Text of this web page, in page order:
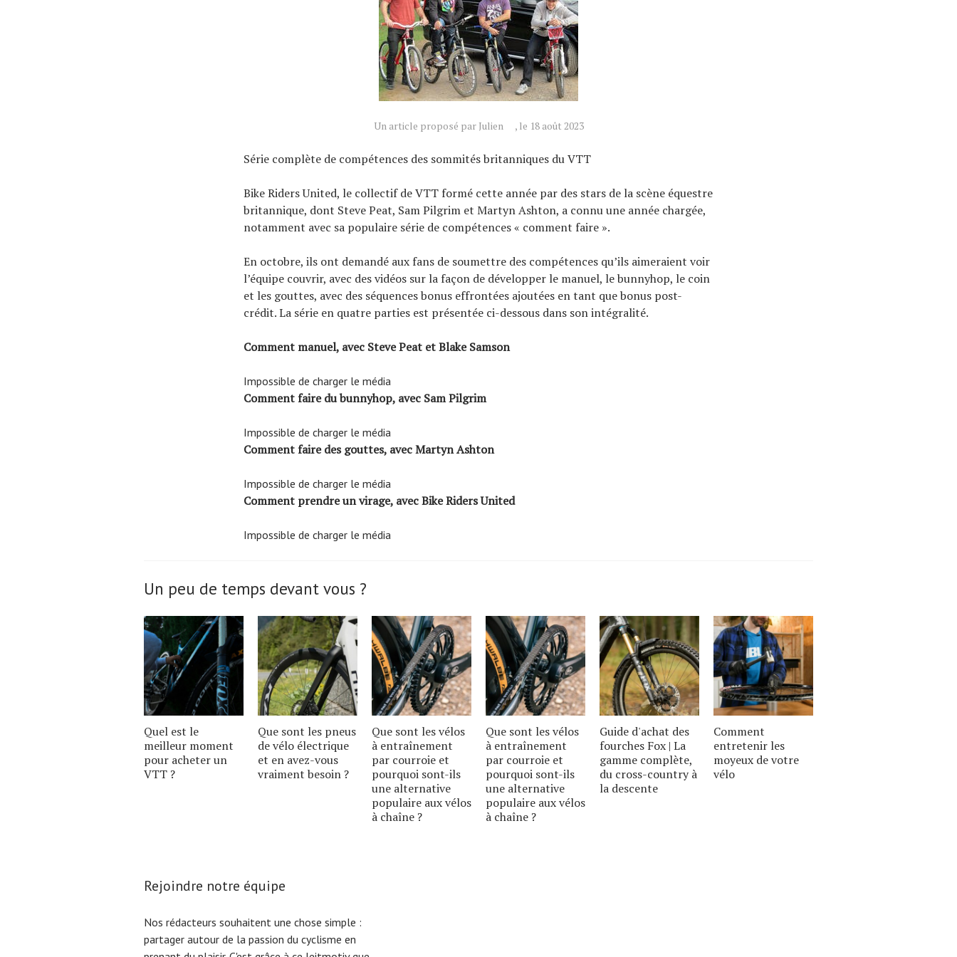
Un article proposé par Julien , le 18 août 2023
Série complète de compétences des sommités britanniques du VTT
Bike Riders United, le collectif de VTT formé cette année par des stars de la scène équestre
britannique, dont Steve Peat, Sam Pilgrim et Martyn Ashton, a connu une année chargée,
notamment avec sa populaire série de compétences « comment faire ».
En octobre, ils ont demandé aux fans de soumettre des compétences qu’ils aimeraient voir
l’équipe couvrir, avec des vidéos sur la façon de développer le manuel, le bunnyhop, le coin
et les gouttes, avec des séquences bonus effrontées ajoutées en tant que bonus post-
crédit. La série en quatre parties est présentée ci-dessous dans son intégralité.
Comment manuel, avec Steve Peat et Blake Samson
Impossible de charger le média
Comment faire du bunnyhop, avec Sam Pilgrim
Impossible de charger le média
Comment faire des gouttes, avec Martyn Ashton
Impossible de charger le média
Comment prendre un virage, avec Bike Riders United
Impossible de charger le média
Un peu de temps devant vous ?
Quel est le
meilleur moment
pour acheter un
VTT ?
Que sont les pneus
de vélo électrique
et en avez-vous
vraiment besoin ?
Que sont les vélos
à entraînement
par courroie et
pourquoi sont-ils
une alternative
populaire aux vélos
à chaîne ?
Que sont les vélos
à entraînement
par courroie et
pourquoi sont-ils
une alternative
populaire aux vélos
à chaîne ?
Guide d'achat des
fourches Fox | La
gamme complète,
du cross-country à
la descente
Comment
entretenir les
moyeux de votre
vélo
Rejoindre notre équipe
Nos rédacteurs souhaitent une chose simple :
partager autour de la passion du cyclisme en